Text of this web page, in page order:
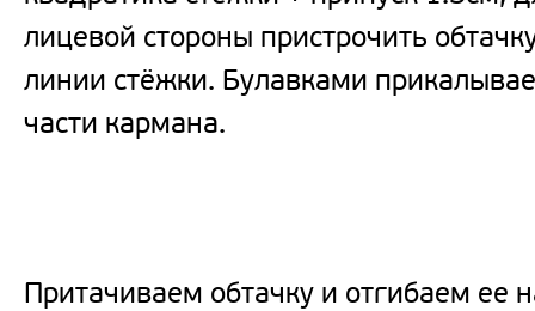
лицевой стороны пристрочить
линии стёжки. Булавками
части кармана.
Притачиваем обтачку и отгибаем ее